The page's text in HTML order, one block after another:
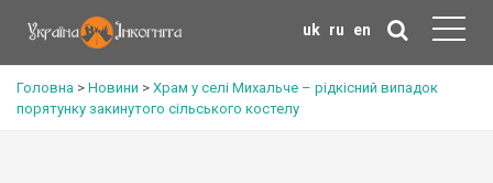
uk ru en
Головна > Новини > Храм у селі Михальче – рідкісний випадок
порятунку закинутого сільського костелу